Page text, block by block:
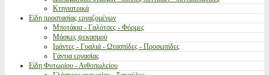
Κτηνιατρικά
Είδη προστασίας εργαζομένων
Μποτάκια - Γαλότσες - Φόρμες
Μάσκες ψεκασμού
Ιμάντες - Γυαλιά - Ωτασπίδες - Προσωπίδες
Γάντια εργασίας
Είδη Φυτωρίου - Ανθοπωλείου